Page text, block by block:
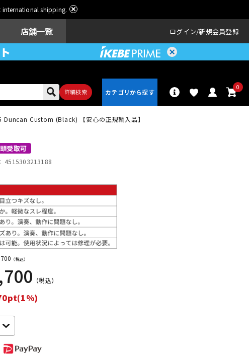
international shipping.
店舗一覧 ログイン 新規会員登録
詳細検索
0
配信/ライブ
機器
Duncan Custom (Black) 【安心の正規輸入品】
受取可
4515303213188
（税込）
（税込）